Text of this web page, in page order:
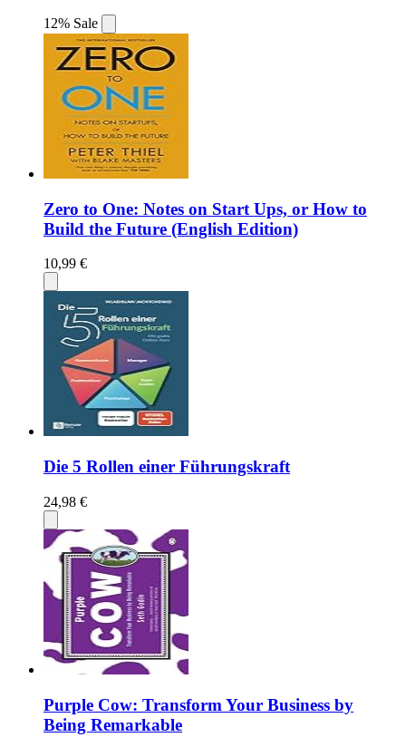
12% Sale
Zero to One: Notes on Start Ups, or How to
Build the Future (English Edition)
10,99 €
Die 5 Rollen einer Führungskraft
24,98 €
Purple Cow: Transform Your Business by
Being Remarkable